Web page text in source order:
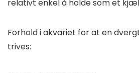
relativt enkel å holde som et
Forhold i akvariet for at en
trives: